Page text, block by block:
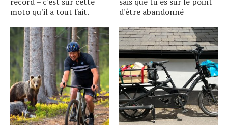
moto qu'il a tout fait.
d'être abandonné